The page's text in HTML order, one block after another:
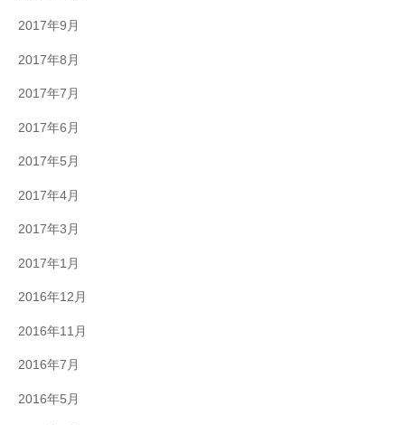
2017年9月
2017年8月
2017年7月
2017年6月
2017年5月
2017年4月
2017年3月
2017年1月
2016年12月
2016年11月
2016年7月
2016年5月